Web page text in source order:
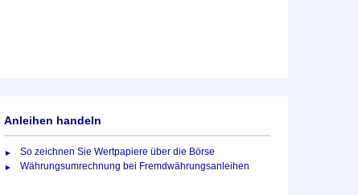
Anleihen handeln
So zeichnen Sie Wertpapiere über die Börse
Währungsumrechnung bei Fremdwährungsanleihen